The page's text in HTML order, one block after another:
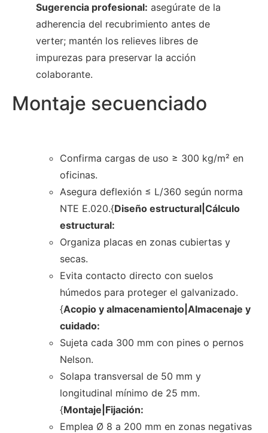
Sugerencia profesional: asegúrate de la
adherencia del recubrimiento antes de
verter; mantén los relieves libres de
impurezas para preservar la acción
colaborante.
Montaje secuenciado
Confirma cargas de uso ≥ 300 kg/m² en
oficinas.
Asegura deflexión ≤ L/360 según norma
NTE E.020.{Diseño estructural|Cálculo
estructural:
Organiza placas en zonas cubiertas y
secas.
Evita contacto directo con suelos
húmedos para proteger el galvanizado.
{Acopio y almacenamiento|Almacenaje y
cuidado:
Sujeta cada 300 mm con pines o pernos
Nelson.
Solapa transversal de 50 mm y
longitudinal mínimo de 25 mm.
{Montaje|Fijación:
Emplea Ø 8 a 200 mm en zonas negativas